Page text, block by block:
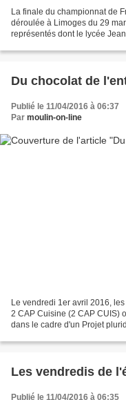
La finale du championnat de
déroulée à Limoges du 29
représentés dont le lycée
Du chocolat de
Publié le 11/04/2016 à 06:37
Par moulin-on-line
Le vendredi 1er avril 2016,
2 CAP Cuisine (2 CAP CUIS)
dans le cadre d'un Projet
Les vendredis de
Publié le 11/04/2016 à 06:35